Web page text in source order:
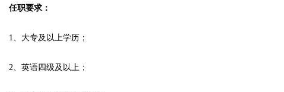
任职要求：
1、大专及以上学历；
2、英语四级及以上；